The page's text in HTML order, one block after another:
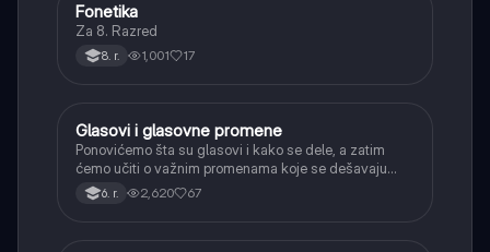
Srpski jezik
Fonetika
Za 8. Razred
8. r. 1,001 17
Srpski jezik
Glasovi i glasovne promene
Ponovićemo šta su glasovi i kako se dele, a zatim
ćemo učiti o važnim promenama koje se dešavaju
kada se glasovi nađu jedan pored drugog u rečima
(npr. jednačenje suglasnika po zvučnosti i mestu
6. r. 2,620 67